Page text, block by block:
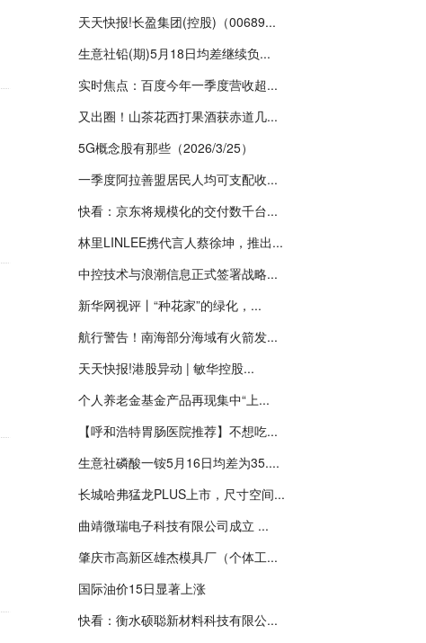
天天快报!长盈集团(控股)（00689...
生意社铅(期)5月18日均差继续负...
实时焦点：百度今年一季度营收超...
又出圈！山茶花西打果酒获赤道几...
5G概念股有那些（2026/3/25）
一季度阿拉善盟居民人均可支配收...
快看：京东将规模化的交付数千台...
林里LINLEE携代言人蔡徐坤，推出...
中控技术与浪潮信息正式签署战略...
新华网视评丨“种花家”的绿化，...
航行警告！南海部分海域有火箭发...
天天快报!港股异动 | 敏华控股...
个人养老金基金产品再现集中“上...
【呼和浩特胃肠医院推荐】不想吃...
生意社磷酸一铵5月16日均差为35....
长城哈弗猛龙PLUS上市，尺寸空间...
曲靖微瑞电子科技有限公司成立 ...
肇庆市高新区雄杰模具厂（个体工...
国际油价15日显著上涨
快看：衡水硕聪新材料科技有限公...